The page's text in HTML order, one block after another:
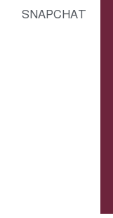
SNAPCHAT